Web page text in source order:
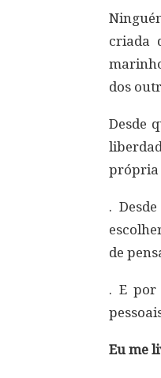
criada
dos
Desde
própria
.
de
. E por
Eu me